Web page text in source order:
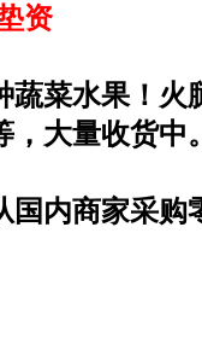
资
菜水果！火
大量收货中。
内商家采